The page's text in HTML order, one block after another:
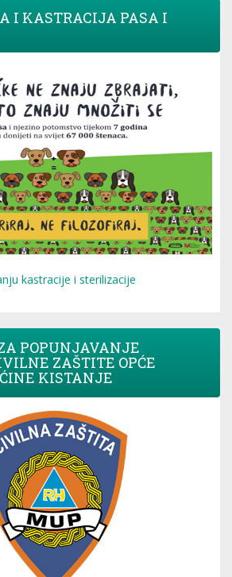
I KASTRACIJA PASA I
kastracije i sterilizacije
POPUNJAVANJE
ZAŠTITE OPĆE
KISTANJE